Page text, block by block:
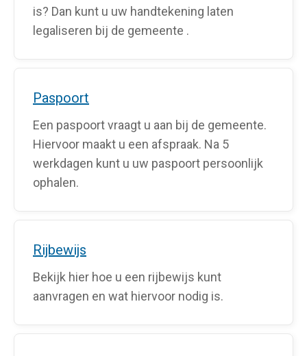
is? Dan kunt u uw handtekening laten
legaliseren bij de gemeente .
Paspoort
Een paspoort vraagt u aan bij de gemeente.
Hiervoor maakt u een afspraak. Na 5
werkdagen kunt u uw paspoort persoonlijk
ophalen.
Rijbewijs
Bekijk hier hoe u een rijbewijs kunt
aanvragen en wat hiervoor nodig is.